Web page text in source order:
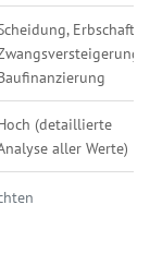
Erbschaft,
(detaillierte
aller Werte)